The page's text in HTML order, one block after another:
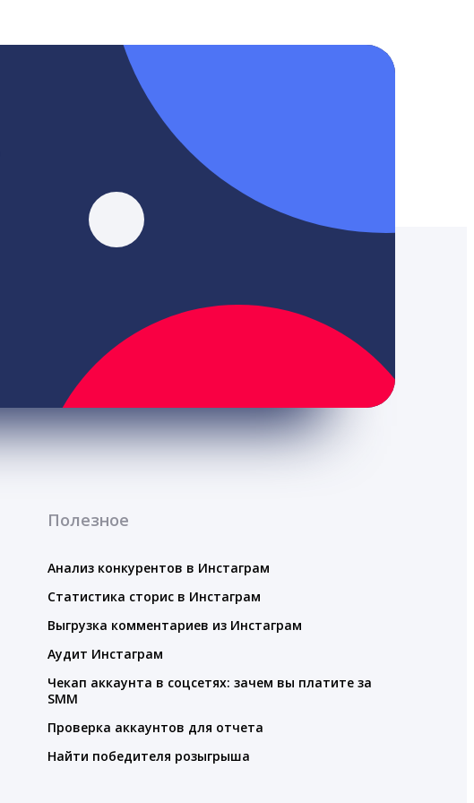
Полезное
Анализ конкурентов в Инстаграм
Статистика сторис в Инстаграм
Выгрузка комментариев из Инстаграм
Аудит Инстаграм
Чекап аккаунта в соцсетях: зачем вы платите за
SMM
Проверка аккаунтов для отчета
Найти победителя розыгрыша